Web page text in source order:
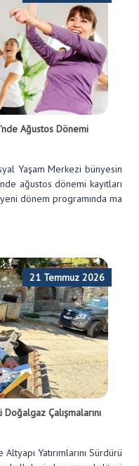
Ağustos Dönemi
Yaşam Merkezi bünyesin
ağustos dönemi kayıtları
dönem programında ma
21 Temmuz 2026
Çalışmalarını
Yatırımlarını Sürdürü